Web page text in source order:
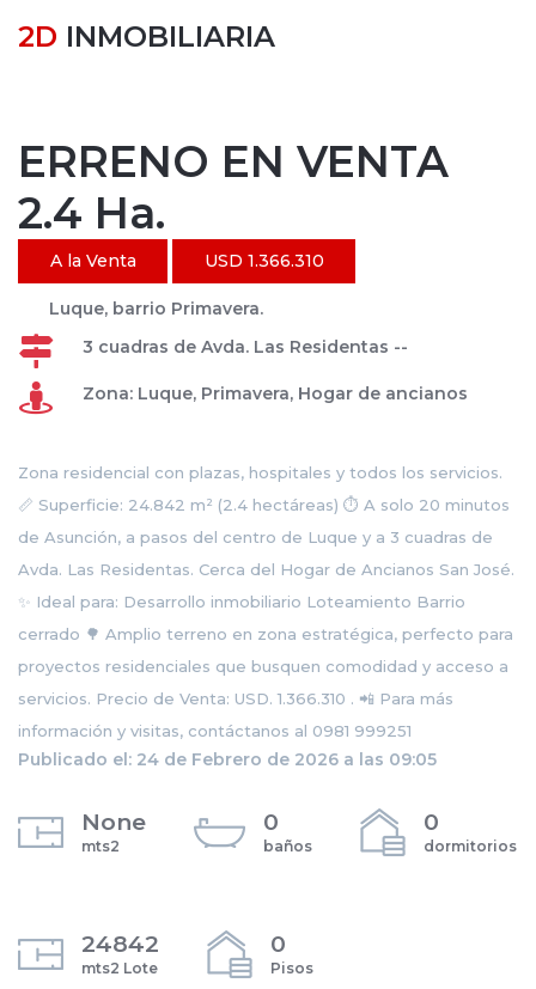
2D INMOBILIARIA
ERRENO EN VENTA
2.4 Ha.
A la Venta USD 1.366.310
Luque, barrio Primavera.
3 cuadras de Avda. Las Residentas --
Zona: Luque, Primavera, Hogar de ancianos
Zona residencial con plazas, hospitales y todos los servicios.
📏 Superficie: 24.842 m² (2.4 hectáreas) ⏱ A solo 20 minutos
de Asunción, a pasos del centro de Luque y a 3 cuadras de
Avda. Las Residentas. Cerca del Hogar de Ancianos San José.
✨ Ideal para: Desarrollo inmobiliario Loteamiento Barrio
cerrado 🌳 Amplio terreno en zona estratégica, perfecto para
proyectos residenciales que busquen comodidad y acceso a
servicios. Precio de Venta: USD. 1.366.310 . 📲 Para más
información y visitas, contáctanos al 0981 999251
Publicado el: 24 de Febrero de 2026 a las 09:05
None
mts2
0
baños
0
dormitorios
24842
mts2 Lote
0
Pisos